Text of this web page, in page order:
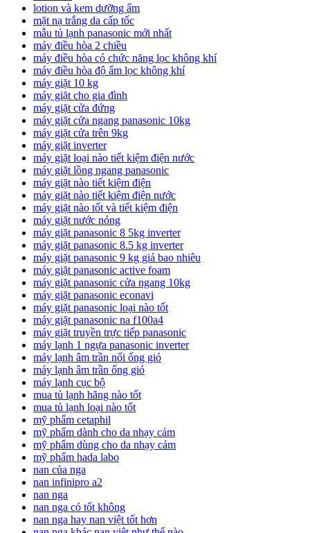
lotion và kem dưỡng ẩm
mặt nạ trắng da cấp tốc
mẫu tủ lạnh panasonic mới nhất
máy điều hòa 2 chiều
máy điều hòa có chức năng lọc không khí
máy điều hòa độ ẩm lọc không khí
máy giặt 10 kg
máy giặt cho gia đình
máy giặt cửa đứng
máy giặt cửa ngang panasonic 10kg
máy giặt cửa trên 9kg
máy giặt inverter
máy giặt loại nào tiết kiệm điện nước
máy giặt lồng ngang panasonic
máy giặt nào tiết kiệm điện
máy giặt nào tiết kiệm điện nước
máy giặt nào tốt và tiết kiệm điện
máy giặt nước nóng
máy giặt panasonic 8 5kg inverter
máy giặt panasonic 8.5 kg inverter
máy giặt panasonic 9 kg giá bao nhiêu
máy giặt panasonic active foam
máy giặt panasonic cửa ngang 10kg
máy giặt panasonic econavi
máy giặt panasonic loại nào tốt
máy giặt panasonic na f100a4
máy giặt truyền trực tiếp panasonic
máy lạnh 1 ngựa panasonic inverter
máy lạnh âm trần nối ống gió
máy lạnh âm trần ống gió
máy lạnh cục bộ
mua tủ lạnh hãng nào tốt
mua tủ lạnh loại nào tốt
mỹ phẩm cetaphil
mỹ phẩm dành cho da nhạy cảm
mỹ phẩm dùng cho da nhạy cảm
mỹ phẩm hada labo
nan của nga
nan infinipro a2
nan nga
nan nga có tốt không
nan nga hay nan việt tốt hơn